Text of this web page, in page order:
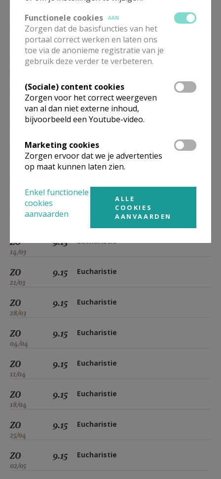
24/01
9.15 Eucharistie
9.15 Eucharistie
07/02
9.15 Eucharistie
9.15 Eucharistie
21/02
9.15 Eucharistie
28/02
9.15 Eucharistie
ZO
14/03
9.15 Eucharistie
ZO
21/03
9.15 Eucharistie
ZO
28/03
9.15 Eucharistie
ZO
04/04
9.15 Eucharistie
ZO
11/04
9.15 Eucharistie
ZO
18/04
9.15 Eucharistie
ZO
25/04
9.15 Eucharistie
ZO
02/05
9.15 Eucharistie
Functionele cookies
AAN
Zorgen dat de basisfuncties van het
portaal correct werken en laten ons
toe via de anonieme registratie van je
gebruik deze verder te verbeteren.
(Sociale) content cookies
Zorgen voor het correct weergeven
van al dan niet externe inhoud,
bijvoorbeeld een Youtube-video.
Marketing cookies
Zorgen ervoor dat we je advertenties
op maat kunnen laten zien.
Enkel functionele
cookies
aanvaarden
ALLE
COOKIES
AANVAARDEN